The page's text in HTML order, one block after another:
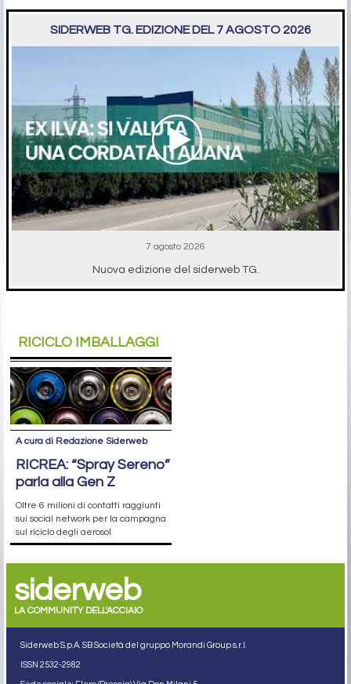
SIDERWEB TG. EDIZIONE DEL 7 AGOSTO 2026
7 agosto 2026
Nuova edizione del siderweb TG.
RICICLO IMBALLAGGI
A cura di Redazione Siderweb
RICREA: “Spray Sereno”
parla alla Gen Z
Oltre 6 milioni di contatti raggiunti
sui social network per la campagna
sul riciclo degli aerosol
siderweb
LA COMMUNITY DELL'ACCIAIO
Siderweb S.p.A. SB Società del gruppo Morandi Group s.r.l.
ISSN 2532-2982